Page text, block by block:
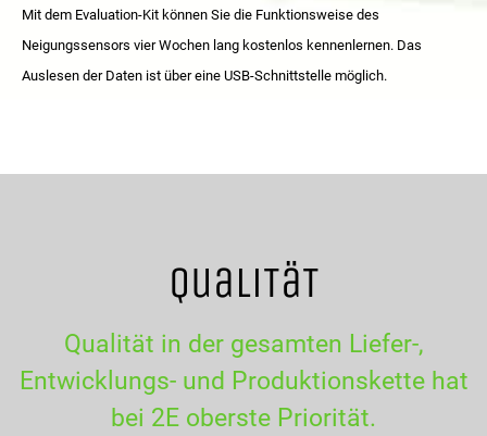
Mit dem Evaluation-Kit können Sie die Funktionsweise des
Neigungssensors vier Wochen lang kostenlos kennenlernen. Das
Auslesen der Daten ist über eine USB-Schnittstelle möglich.
QualiTäT
Qualität in der gesamten Liefer-,
Entwicklungs- und Produktionskette hat
bei 2E oberste Priorität.